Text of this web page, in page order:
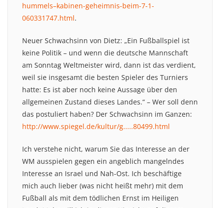
hummels–kabinen-geheimnis-beim-7-1-
060331747.html.
Neuer Schwachsinn von Dietz: „Ein Fußballspiel ist
keine Politik – und wenn die deutsche Mannschaft
am Sonntag Weltmeister wird, dann ist das verdient,
weil sie insgesamt die besten Spieler des Turniers
hatte: Es ist aber noch keine Aussage über den
allgemeinen Zustand dieses Landes.“ – Wer soll denn
das postuliert haben? Der Schwachsinn im Ganzen:
http://www.spiegel.de/kultur/g.....80499.html
Ich verstehe nicht, warum Sie das Interesse an der
WM ausspielen gegen ein angeblich mangelndes
Interesse an Israel und Nah-Ost. Ich beschäftige
mich auch lieber (was nicht heißt mehr) mit dem
Fußball als mit dem tödlichen Ernst im Heiligen